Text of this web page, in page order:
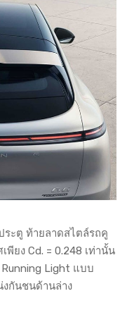
ะตู ท้ายลาดสไตล์รถคู
พียง Cd. = 0.248 เท่านั้น
Light แบบ
กันชนด้านล่าง